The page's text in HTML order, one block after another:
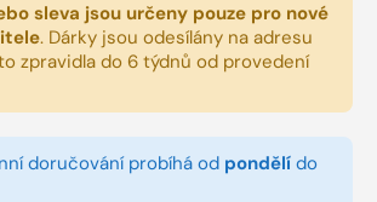
sleva jsou určeny pouze pro nové
. Dárky jsou odesílány na adresu
zpravidla do 6 týdnů od provedení
doručování probíhá od pondělí do